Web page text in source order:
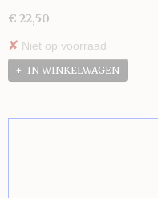
€ 22,50
✘ Niet op voorraad
IN WINKELWAGEN